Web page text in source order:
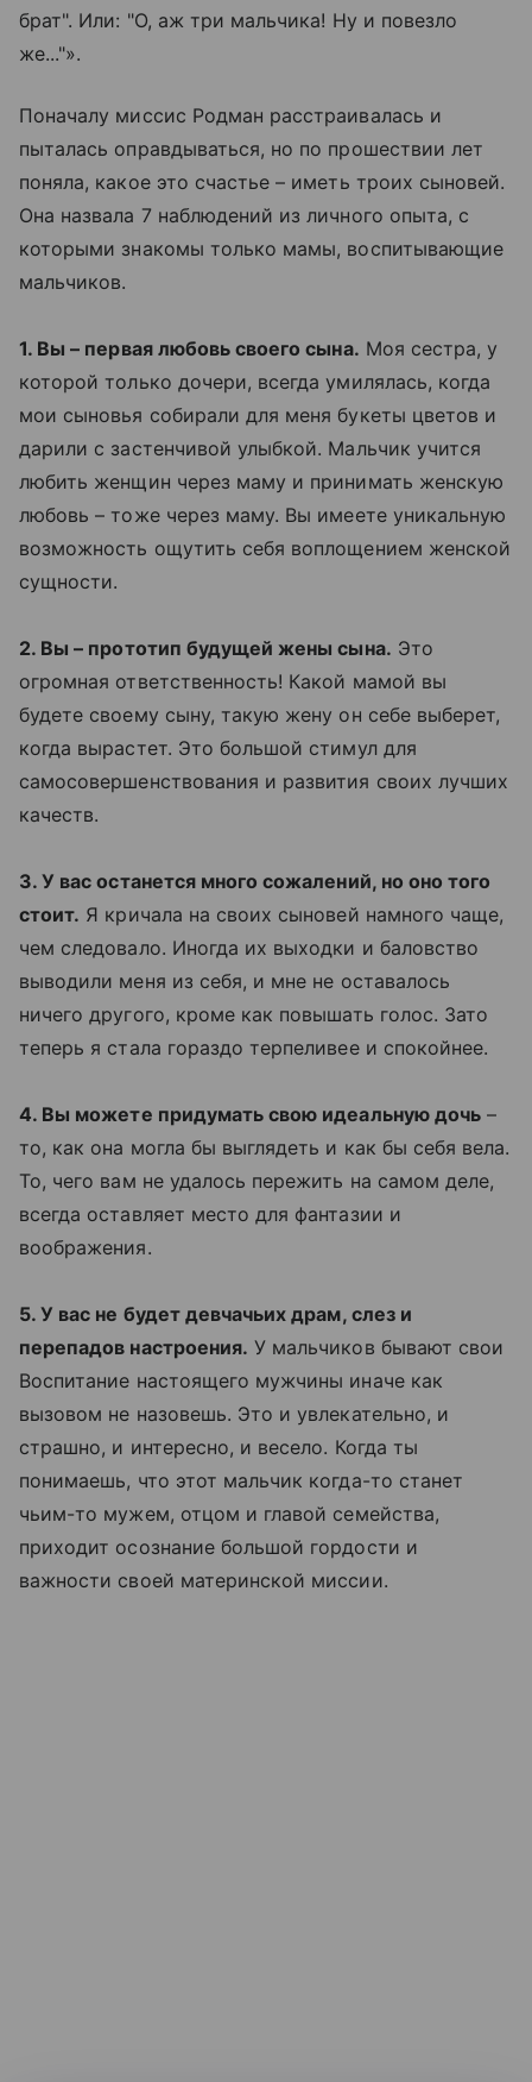
брат". Или: "О, аж три мальчика! Ну и повезло
же..."».
Поначалу миссис Родман расстраивалась и
пыталась оправдываться, но по прошествии лет
поняла, какое это счастье – иметь троих сыновей.
Она назвала 7 наблюдений из личного опыта, с
которыми знакомы только мамы, воспитывающие
мальчиков.
1. Вы – первая любовь своего сына. Моя сестра, у
которой только дочери, всегда умилялась, когда
мои сыновья собирали для меня букеты цветов и
дарили с застенчивой улыбкой. Мальчик учится
любить женщин через маму и принимать женскую
любовь – тоже через маму. Вы имеете уникальную
возможность ощутить себя воплощением женской
сущности.
2. Вы – прототип будущей жены сына. Это
огромная ответственность! Какой мамой вы
будете своему сыну, такую жену он себе выберет,
когда вырастет. Это большой стимул для
самосовершенствования и развития своих лучших
качеств.
3. У вас останется много сожалений, но оно того
стоит. Я кричала на своих сыновей намного чаще,
чем следовало. Иногда их выходки и баловство
выводили меня из себя, и мне не оставалось
ничего другого, кроме как повышать голос. Зато
теперь я стала гораздо терпеливее и спокойнее.
4. Вы можете придумать свою идеальную дочь –
то, как она могла бы выглядеть и как бы себя вела.
То, чего вам не удалось пережить на самом деле,
всегда оставляет место для фантазии и
воображения.
5. У вас не будет девчачьих драм, слез и
перепадов настроения. У мальчиков бывают свои
Воспитание настоящего мужчины иначе как
вызовом не назовешь. Это и увлекательно, и
страшно, и интересно, и весело. Когда ты
понимаешь, что этот мальчик когда-то станет
чьим-то мужем, отцом и главой семейства,
приходит осознание большой гордости и
важности своей материнской миссии.